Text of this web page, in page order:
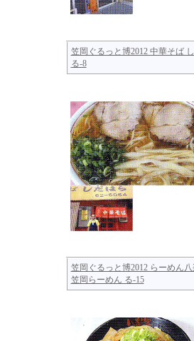
笠岡ぐるっと博2012 中華そば
る-8
笠岡ぐるっと博2012 らーめん
笠岡らーめん る-15